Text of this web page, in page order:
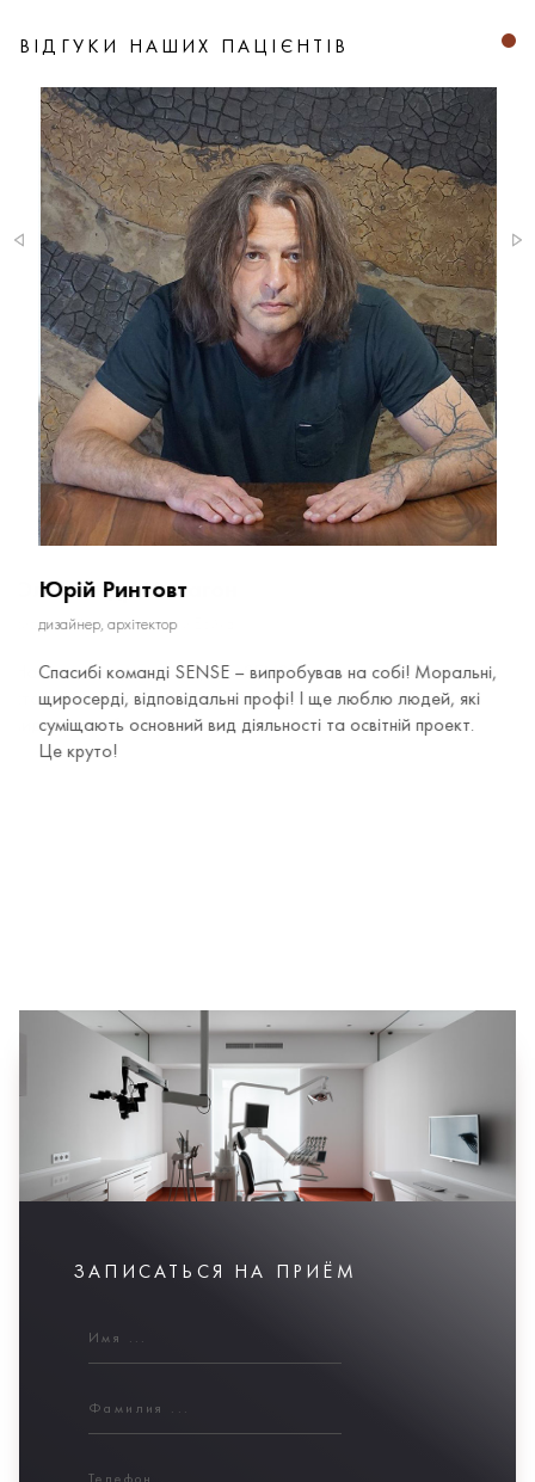
ВІДГУКИ НАШИХ ПАЦІЄНТІВ
Юрій Ринтовт
дизайнер, архітектор
Спасибі команді SENSE – випробував на собі! Моральні,
щиросерді, відповідальні профі! І ще люблю людей, які
суміщають основний вид діяльності та освітній проект.
Це круто!
ЗАПИСАТЬСЯ НА ПРИЁМ